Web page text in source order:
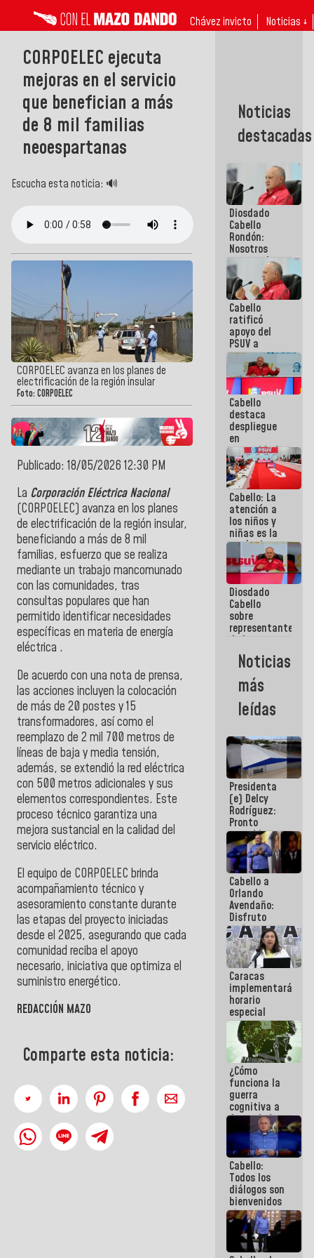
Chávez invicto Noticias ↓
CORPOELEC ejecuta
mejoras en el servicio
que benefician a más
de 8 mil familias
neoespartanas
Escucha esta noticia: 🔊
CORPOELEC avanza en los planes de
electrificación de la región insular
Foto: CORPOELEC
Publicado: 18/05/2026 12:30 PM
La Corporación Eléctrica Nacional
(CORPOELEC) avanza en los planes
de electrificación de la región insular,
beneficiando a más de 8 mil
familias, esfuerzo que se realiza
mediante un trabajo mancomunado
con las comunidades, tras
consultas populares que han
permitido identificar necesidades
específicas en materia de energía
eléctrica .
De acuerdo con una nota de prensa,
las acciones incluyen la colocación
de más de 20 postes y 15
transformadores, así como el
reemplazo de 2 mil 700 metros de
líneas de baja y media tensión,
además, se extendió la red eléctrica
con 500 metros adicionales y sus
elementos correspondientes. Este
proceso técnico garantiza una
mejora sustancial en la calidad del
servicio eléctrico.
El equipo de CORPOELEC brinda
acompañamiento técnico y
asesoramiento constante durante
las etapas del proyecto iniciadas
desde el 2025, asegurando que cada
comunidad reciba el apoyo
necesario, iniciativa que optimiza el
suministro energético.
REDACCIÓN MAZO
Comparte esta noticia:
Noticias
destacadas
Diosdado
Cabello
Rondón:
Nosotros
vamos al
diálogo con
el
compromiso
de cumplir
nuestra
palabra
Cabello
ratificó
apoyo del
PSUV a
representantes
del Gobierno
para el
diálogo: ¡Un
extraordinario
equipo
político!
Cabello
destaca
despliegue
en
comunidades
ante
contingencia
eléctrica:
¡Esta
batalla
también la
vamos a
ganar!
Cabello: La
atención a
los niños y
niñas es la
razón de ser
del Gobierno
Nacional
Diosdado
Cabello
sobre
representantes
de la
Revolución
en la mesa
de Diálogo:
Son voceros
de altísimo
nivel moral
Noticias
más
leídas
Presidenta
(e) Delcy
Rodríguez:
Pronto
restableceremos
las
operaciones
en el
Aeropuerto
Internacional
de
Maiquetía
Cabello a
Orlando
Avendaño:
Disfruto
cada vez
que escribes
porque lo
que haces
es
embarrarla
Caracas
implementará
horario
especial
para
adaptarse
al plan de
ahorro
energético
¿Cómo
funciona la
guerra
cognitiva a
favor de la
narrativa
hegemónica?
(1)
Cabello:
Todos los
diálogos son
bienvenidos
siempre que
estén en el
marco de la
Constitución